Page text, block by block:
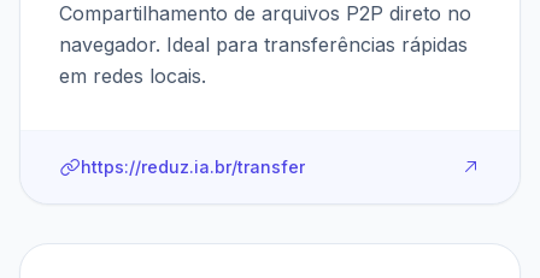
Compartilhamento de arquivos P2P direto no
navegador. Ideal para transferências rápidas
em redes locais.
https://reduz.ia.br/transfer